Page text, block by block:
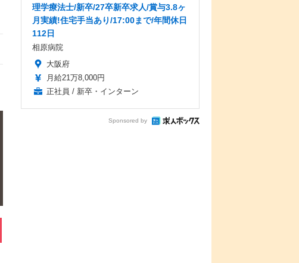
理学療法士/新卒/27卒新卒求人/賞与3.8ヶ
月実績!住宅手当あり/17:00まで/年間休日
112日
相原病院
大阪府
月給21万8,000円
正社員 / 新卒・インターン
Sponsored by